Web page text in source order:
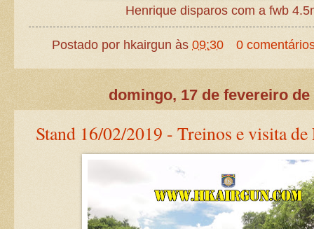
Henrique disparos com a fwb
Postado por hkairgun às09:30 0
domingo, 17 de fevereiro de
Stand 16/02/2019 - Treinos e visita de